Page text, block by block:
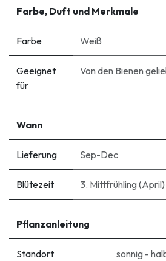
Farbe, Duft und Merkmale
Farbe Weiß
Geeignet
für
Von den Bienen
Wann
Lieferung Sep-Dec
Blütezeit 3. Mittfrühling (April)
Pflanzanleitung
Standort sonnig -